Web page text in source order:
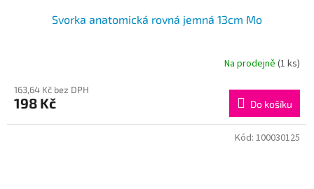
Svorka anatomická rovná jemná 13cm Mo
Na prodejně (1 ks)
163,64 Kč bez DPH
198 Kč Do košíku
Kód: 100030125